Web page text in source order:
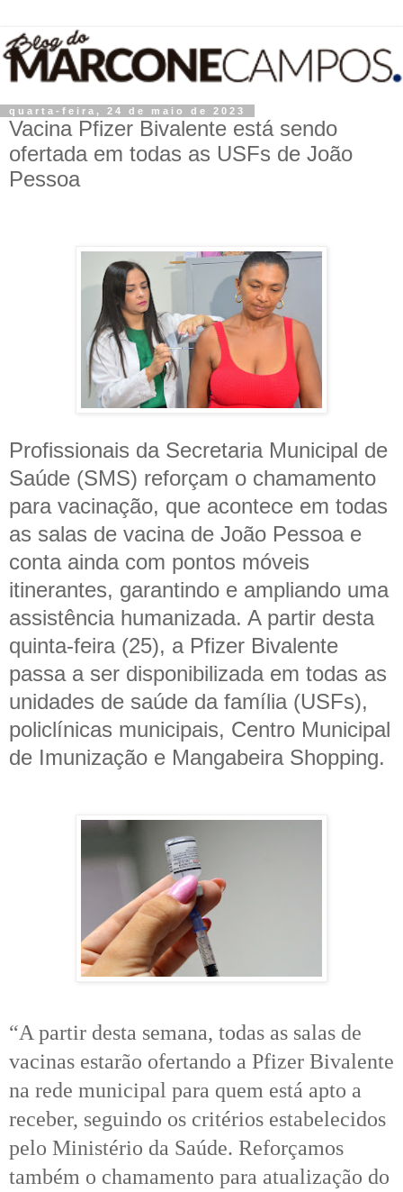
quarta-feira, 24 de maio de 2023
Vacina Pfizer Bivalente está sendo
ofertada em todas as USFs de João
Pessoa
Profissionais da Secretaria Municipal de
Saúde (SMS) reforçam o chamamento
para vacinação, que acontece em todas
as salas de vacina de João Pessoa e
conta ainda com pontos móveis
itinerantes, garantindo e ampliando uma
assistência humanizada. A partir desta
quinta-feira (25), a Pfizer Bivalente
passa a ser disponibilizada em todas as
unidades de saúde da família (USFs),
policlínicas municipais, Centro Municipal
de Imunização e Mangabeira Shopping.
“A partir desta semana, todas as salas de
vacinas estarão ofertando a Pfizer Bivalente
na rede municipal para quem está apto a
receber, seguindo os critérios estabelecidos
pelo Ministério da Saúde. Reforçamos
também o chamamento para atualização do